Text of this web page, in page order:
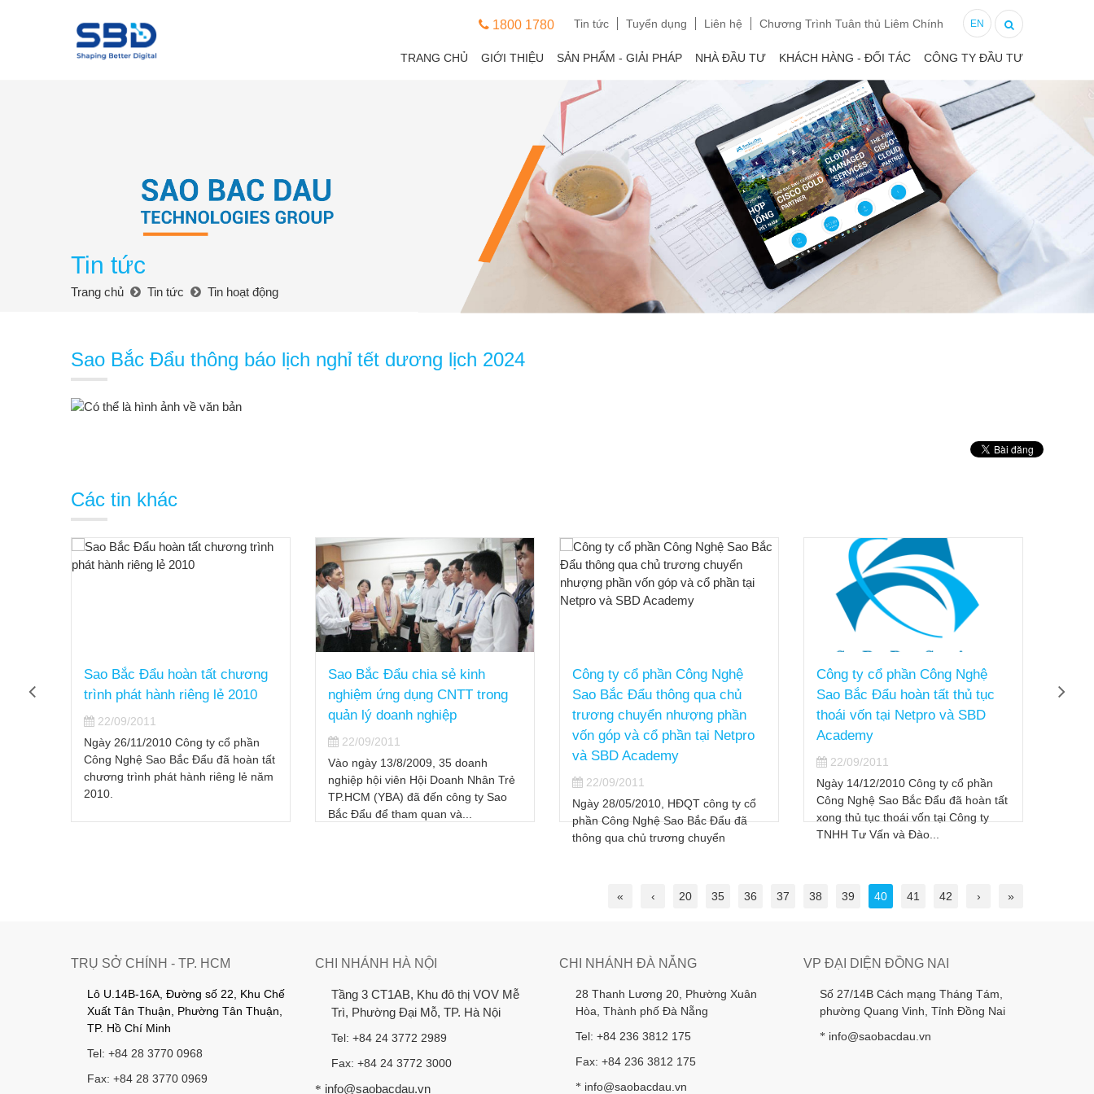
1800 1780 Tin tức Tuyển dụng Liên hệ Chương Trình Tuân thủ Liêm Chính EN
TRANG CHỦ GIỚI THIỆU SẢN PHẨM - GIẢI PHÁP NHÀ ĐẦU TƯ KHÁCH HÀNG - ĐỐI TÁC CÔNG TY ĐẦU TƯ
Tin tức
Trang chủ Tin tức Tin hoạt động
Sao Bắc Đẩu thông báo lịch nghỉ tết dương lịch 2024
Các tin khác
Sao Bắc Đẩu hoàn tất chương
trình phát hành riêng lẻ 2010
22/09/2011
Ngày 26/11/2010 Công ty cổ phần
Công Nghệ Sao Bắc Đẩu đã hoàn tất
chương trình phát hành riêng lẻ năm
2010.
Sao Bắc Đẩu chia sẻ kinh
nghiệm ứng dụng CNTT trong
quản lý doanh nghiệp
22/09/2011
Vào ngày 13/8/2009, 35 doanh
nghiệp hội viên Hội Doanh Nhân Trẻ
TP.HCM (YBA) đã đến công ty Sao
Bắc Đẩu để tham quan và...
Công ty cổ phần Công Nghệ
Sao Bắc Đẩu thông qua chủ
trương chuyển nhượng phần
vốn góp và cổ phần tại Netpro
và SBD Academy
22/09/2011
Ngày 28/05/2010, HĐQT công ty cổ
phần Công Nghệ Sao Bắc Đẩu đã
thông qua chủ trương chuyển
Công ty cổ phần Công Nghệ
Sao Bắc Đẩu hoàn tất thủ tục
thoái vốn tại Netpro và SBD
Academy
22/09/2011
Ngày 14/12/2010 Công ty cổ phần
Công Nghệ Sao Bắc Đẩu đã hoàn tất
xong thủ tục thoái vốn tại Công ty
TNHH Tư Vấn và Đào...
nhận
« ‹ 20 35 36 37 38 39 40 41 42 › »
TRỤ SỞ CHÍNH - TP. HCM
Lô U.14B-16A, Đường số 22, Khu Chế
Xuất Tân Thuận, Phường Tân Thuận,
TP. Hồ Chí Minh
Tel: +84 28 3770 0968
Fax: +84 28 3770 0969
CHI NHÁNH HÀ NỘI
Tầng 3 CT1AB, Khu đô thị VOV Mễ
Trì, Phường Đại Mỗ, TP. Hà Nội
Tel: +84 24 3772 2989
Fax: +84 24 3772 3000
* info@saobacdau.vn
CHI NHÁNH ĐÀ NẴNG
28 Thanh Lương 20, Phường Xuân
Hòa, Thành phố Đà Nẵng
Tel: +84 236 3812 175
Fax: +84 236 3812 175
* info@saobacdau.vn
VP ĐẠI DIỆN ĐỒNG NAI
Số 27/14B Cách mạng Tháng Tám,
phường Quang Vinh, Tỉnh Đồng Nai
* info@saobacdau.vn